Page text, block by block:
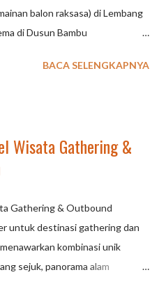
berpengalaman, konsep
seperti offroad, paintball,
balon raksasa) di Lembang
di Dusun Bambu
Cikole. Berikut adalah beberapa
terlupakan di kawasan hutan
(Lembang Asri): Konsep
team building.
Lokasi ini menawarkan wahana
permainan anak-anak, wahana
Glamorous Camping
BACA SELENGKAPNYA
Wisata Gathering &
Gathering & Outbound
untuk destinasi gathering dan
kombinasi unik
sejuk, panorama alam